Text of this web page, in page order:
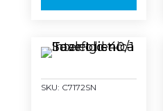
SKU: C7172SN